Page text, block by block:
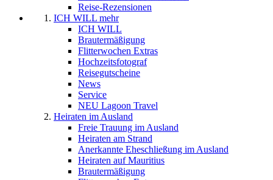
Reise-Rezensionen
ICH WILL mehr
ICH WILL
Brautermäßigung
Flitterwochen Extras
Hochzeitsfotograf
Reisegutscheine
News
Service
NEU Lagoon Travel
Heiraten im Ausland
Freie Trauung im Ausland
Heiraten am Strand
Anerkannte Eheschließung im Ausland
Heiraten auf Mauritius
Brautermäßigung